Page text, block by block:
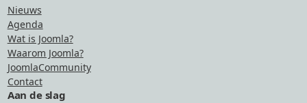
Nieuws
Agenda
Wat is Joomla?
Waarom Joomla?
JoomlaCommunity
Contact
Aan de slag